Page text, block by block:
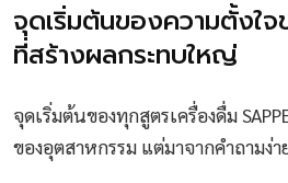
จุดเริ่มต้นของความตั้งใ
ที่สร้างผลกระทบใหญ่
จุดเริ่มต้นของทุกสูตรเครื่องดื่ม
ของอุตสาหกรรม แต่มาจากคำถามง่า